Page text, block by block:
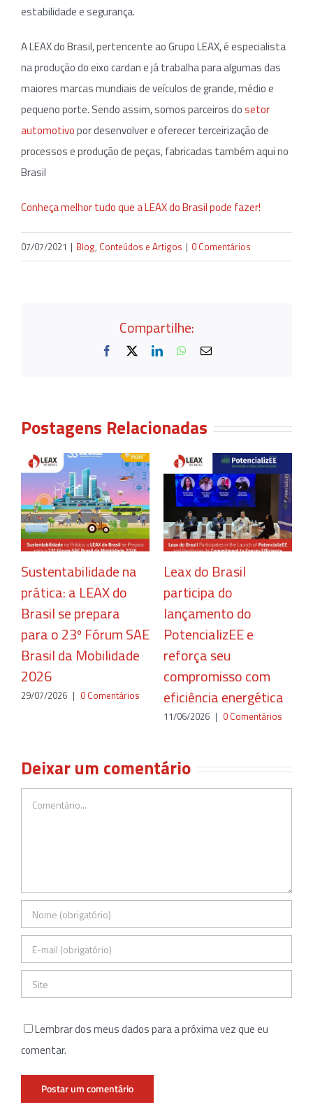
estabilidade e segurança.
A LEAX do Brasil, pertencente ao Grupo LEAX, é especialista
na produção do eixo cardan e já trabalha para algumas das
maiores marcas mundiais de veículos de grande, médio e
pequeno porte. Sendo assim, somos parceiros dosetor
automotivopor desenvolver e oferecer terceirização de
processos e produção de peças, fabricadas também aqui no
Brasil
Conheça melhor tudo que a LEAX do Brasil pode fazer!
07/07/2021 | Blog, Conteúdos e Artigos | 0 Comentários
Compartilhe:
Facebook LinkedInWhatsApp
E-
Postagens Relacionadas
Sustentabilidade na
prática: a LEAX do
Brasil se prepara
para o 23º Fórum SAE
Brasil da Mobilidade
2026
29/07/2026 | 0 Comentários
Leax do Brasil
participa do
lançamento do
PotencializEE e
reforça seu
compromisso com
eficiência energética
11/06/2026 | 0 Comentários
Deixar um comentário
Comentário
Lembrar dos meus dados para a próxima vez que eu
comentar.